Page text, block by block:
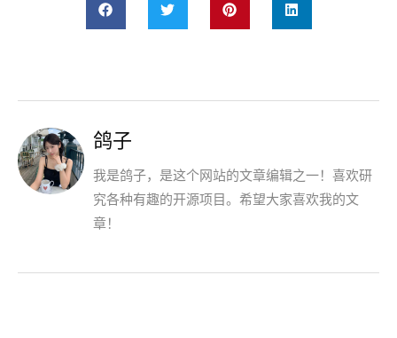
鸽子
我是鸽子，是这个网站的文章编辑之一！喜欢研
究各种有趣的开源项目。希望大家喜欢我的文
章！